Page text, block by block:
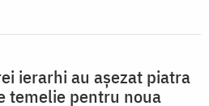
ierarhi au așezat piatra
temelie pentru noua